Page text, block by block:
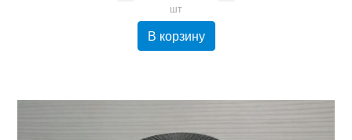
шт
В корзину